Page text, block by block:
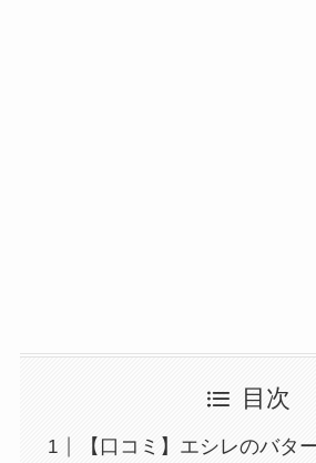
目次
【口コミ】エシレのバタ